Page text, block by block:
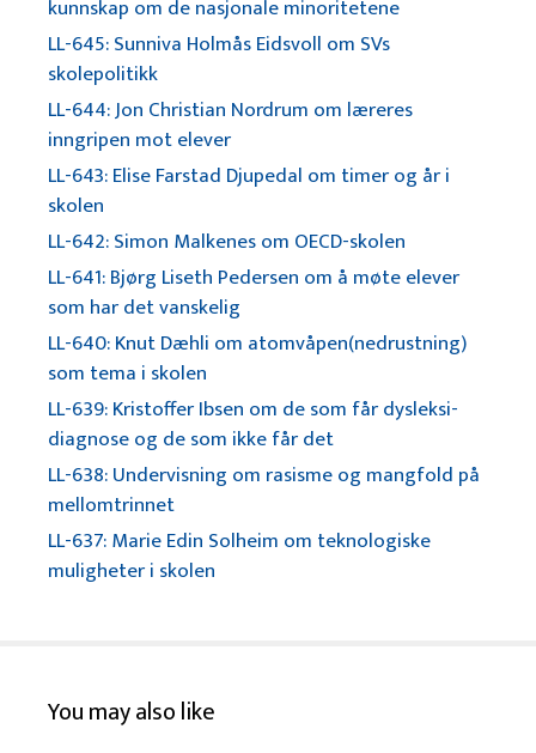
kunnskap om de nasjonale minoritetene
LL-645: Sunniva Holmås Eidsvoll om SVs
skolepolitikk
LL-644: Jon Christian Nordrum om læreres
inngripen mot elever
LL-643: Elise Farstad Djupedal om timer og år i
skolen
LL-642: Simon Malkenes om OECD-skolen
LL-641: Bjørg Liseth Pedersen om å møte elever
som har det vanskelig
LL-640: Knut Dæhli om atomvåpen(nedrustning)
som tema i skolen
LL-639: Kristoffer Ibsen om de som får dysleksi-
diagnose og de som ikke får det
LL-638: Undervisning om rasisme og mangfold på
mellomtrinnet
LL-637: Marie Edin Solheim om teknologiske
muligheter i skolen
You may also like